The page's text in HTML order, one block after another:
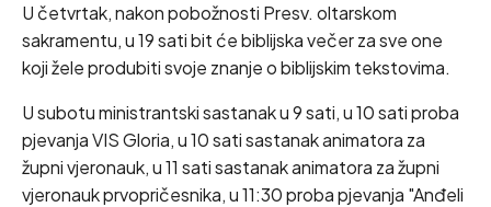
U četvrtak, nakon pobožnosti Presv. oltarskom
sakramentu, u 19 sati bit će biblijska večer za sve one
koji žele produbiti svoje znanje o biblijskim tekstovima.
U subotu ministrantski sastanak u 9 sati, u 10 sati proba
pjevanja VIS Gloria, u 10 sati sastanak animatora za
župni vjeronauk, u 11 sati sastanak animatora za župni
vjeronauk prvopričesnika, u 11:30 proba pjevanja "Anđeli